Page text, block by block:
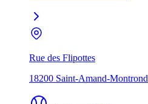
Rue des Flipottes
18200 Saint-Amand-Montrond